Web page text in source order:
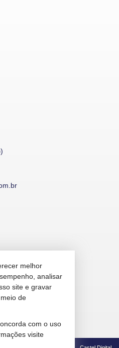
melhor
analisar
site e gravar
de
com o uso
visite